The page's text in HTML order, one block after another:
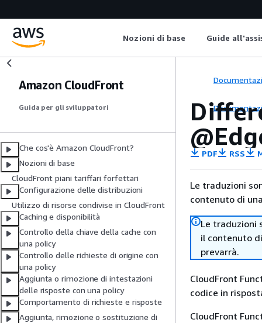
Nozioni di base Guide
Amazon CloudFront
Guida per gli sviluppatori
Che cos'è Amazon CloudFront?
Nozioni di base
CloudFront piani tariffari forfettari
Configurazione delle distribuzioni
Utilizzo di risorse condivise in CloudFront
Caching e disponibilità
Controllo della chiave della cache con
una policy
Controllo delle richieste di origine con
una policy
Aggiunta o rimozione di intestazioni
delle risposte con una policy
Comportamento di richieste e risposte
Aggiunta, rimozione o sostituzione di
PDF RSS
Le traduzioni
contenuto di
Le traduzioni
il contenuto
prevarrà.
CloudFront
codice in
CloudFront